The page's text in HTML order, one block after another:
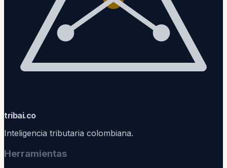
tribai.co
Inteligencia tributaria colombiana.
Herramientas